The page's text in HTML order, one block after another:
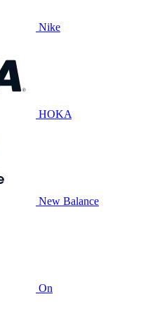
Nike
HOKA
New Balance
On